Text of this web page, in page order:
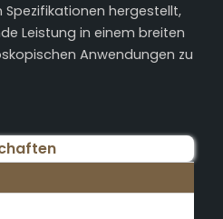
hergestellt,
Leistung in einem breiten
Anwendungen zu